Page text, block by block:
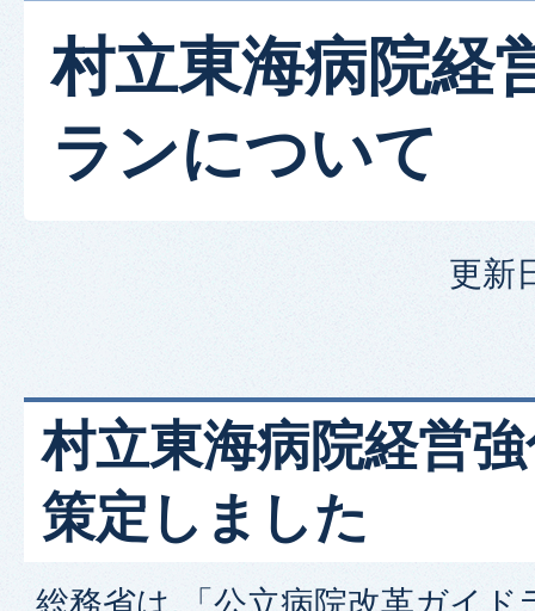
村立東海病院経
ランについて
更新
村立東海病院経営
策定しました